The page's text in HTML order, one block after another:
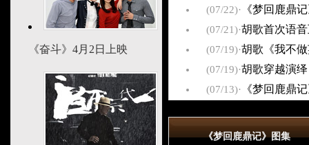
《奋斗》4月2日上映
(07/22)· 《梦回鹿鼎
(07/21)·胡歌首次语
(07/19)·胡歌《我不
(07/19)·胡歌穿越演
(07/13)· 《梦回鹿鼎
《梦回鹿鼎记》图集